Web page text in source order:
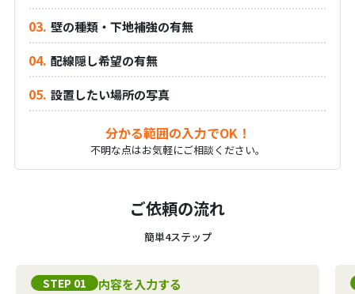
壁の種類・下地補強の有無
配線隠し希望の有無
設置したい場所の写真
分かる範囲の入力でOK！
不明な点はお気軽にご相談ください。
ご依頼の流れ
簡単4ステップ
STEP 01 内容を入力する